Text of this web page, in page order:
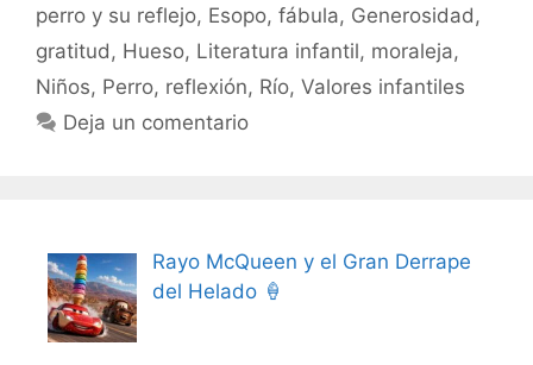
perro y su reflejo, Esopo, fábula, Generosidad ,
gratitud , Hueso, Literatura infantil, moraleja,
Niños, Perro, reflexión, Río, Valores infantiles
Deja un comentario
Rayo McQueen y el Gran Derrape
del Helado 🍦